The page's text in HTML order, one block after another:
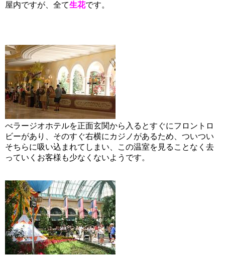
屋内ですが、全て生花です。
べラージオホテルを正面玄関から入るとすぐにフロントロ
ビーがあり、そのすぐ右横にカジノがあるため、ついつい
そちらに吸い込まれてしまい、この温室を見ることなく去
っていくお客様も少なくないようです。